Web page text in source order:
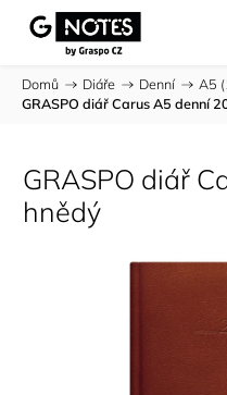
Domů / Diáře / Denní / A5
GRASPO diář Carus A5 denní
GRASPO diář
hnědý